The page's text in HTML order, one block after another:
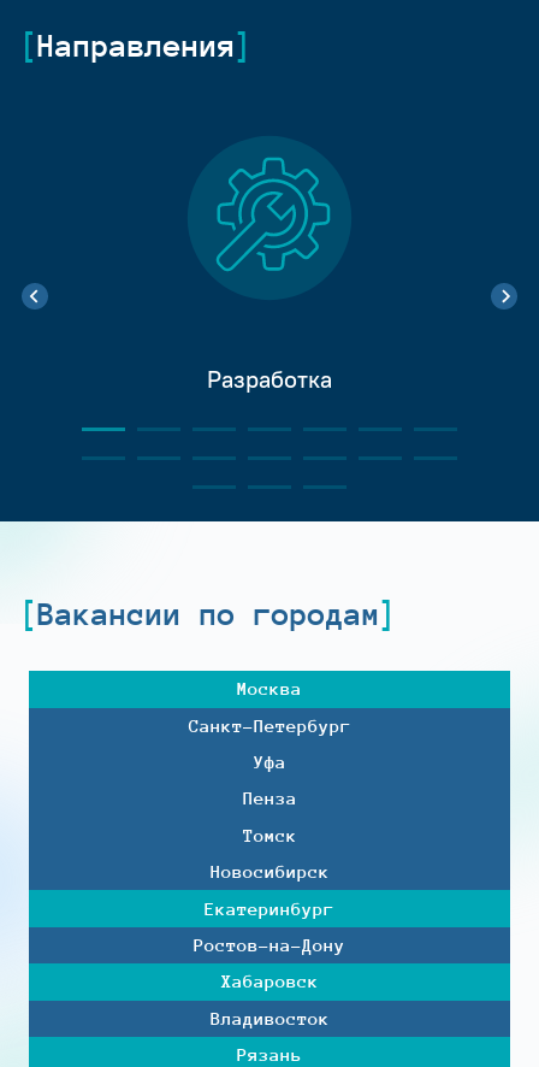
Направления
Разработка
Вакансии по городам
Москва
Санкт-Петербург
Уфа
Пенза
Томск
Новосибирск
Екатеринбург
Ростов-на-Дону
Хабаровск
Владивосток
Рязань